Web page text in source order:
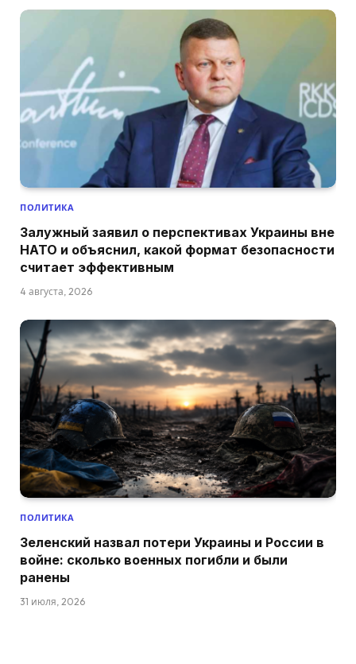
ПОЛИТИКА
Залужный заявил о перспективах Украины вне
НАТО и объяснил, какой формат безопасности
считает эффективным
4 августа, 2026
ПОЛИТИКА
Зеленский назвал потери Украины и России в
войне: сколько военных погибли и были
ранены
31 июля, 2026